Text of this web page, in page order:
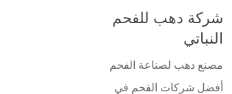
شركة دهب للفحم
النباتي
مصنع دهب لصناعة الفحم
أفضل شركات الفحم في